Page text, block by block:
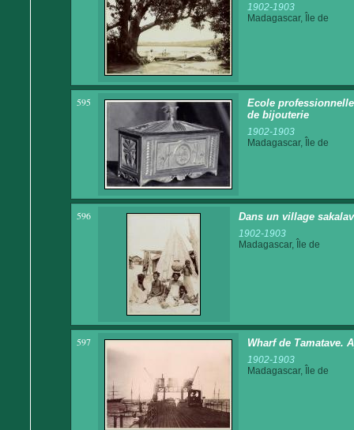
1902-1903
Madagascar, Île de
595
Ecole
de bijouterie
1902-1903
Madagascar, Île de
596 Dans un village
1902-1903
Madagascar, Île de
597 Wharf de Tamatave.
1902-1903
Madagascar, Île de